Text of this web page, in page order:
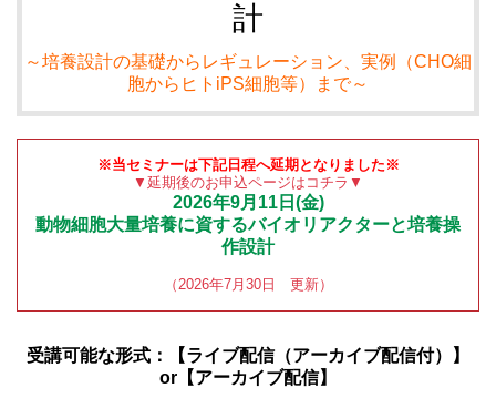
計
～培養設計の基礎からレギュレーション、実例（CHO細
胞からヒトiPS細胞等）まで～
※当セミナーは下記日程へ延期となりました※
▼延期後のお申込ページはコチラ▼
2026年9月11日(金)
動物細胞大量培養に資するバイオリアクターと培養操
作設計
（2026年7月30日 更新）
受講可能な形式：【ライブ配信（アーカイブ配信付）】
or【アーカイブ配信】